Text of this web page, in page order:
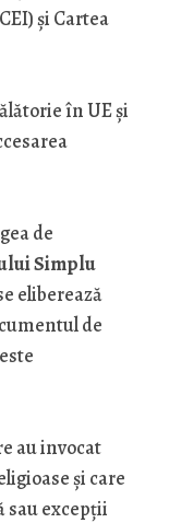
și Cartea
în UE și
de
Simplu
eliberează
de
au invocat
și care
sau excepții